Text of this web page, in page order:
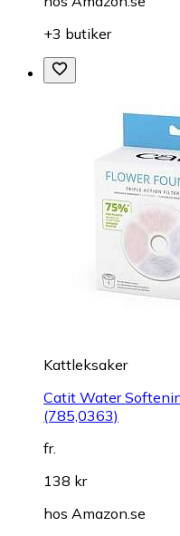
+3 butiker
Kattleksaker
Catit Water
(785,0363)
fr.
138 kr
hos Amazon.se